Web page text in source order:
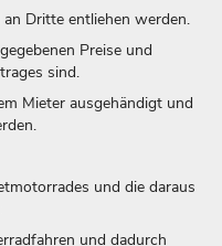
Dritte entliehen werden.
Preise und
sind.
Mieter ausgehändigt und
und die daraus
und dadurch